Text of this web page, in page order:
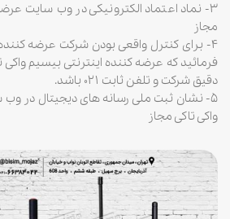
۳- نماد اعتماد الکترونیکی در وب سایت
مجاز
۴- برای کنترل واقعی بودن شرکت عرضه
فرمائید که عرضه کننده اینترنتی بیسیم واکی
دقیق شرکت و تلفن ثابت ۰۲۱ باشد.
۵- نشان ثبت ملی رسانه های دیجیتال در
واکی تاکی مجاز